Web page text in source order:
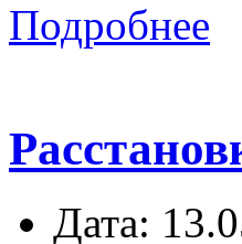
Подробнее
Дата: